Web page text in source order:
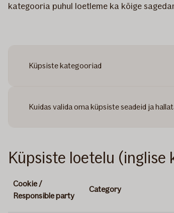
kategooria puhul loetleme ka kõige
Küpsiste kategooriad
Kuidas valida oma küpsiste seadeid ja
Küpsiste loetelu (inglise
Cookie /
Responsible party
Category